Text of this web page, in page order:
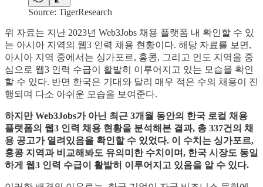
Source: TigerResearch
위 자료는 지난 2023년 Web3Jobs 채용 플랫폼 내 확인할 수 있
는 아시아 지역의 웹3 인력 채용 현황이다. 해당 자료를 보면,
아시아 지역 중에서는 싱가포르, 홍콩, 그리고 인도 지역을 중
심으로 웹3 인력 수급이 활발히 이루어지고 있는 모습을 확인
할 수 있다. 반면 한국은 기대와 달리 매우 적은 수의 채용이 진
행되며 다소 아쉬운 모습을 보여준다.
하지만 Web3Jobs가 아닌 최근 3개월 동안의 한국 로컬 채용
플랫폼의 웹3 인력 채용 현황을 분석해본 결과, 총 337건의 채
용 공고가 열려있음을 확인할 수 있었다. 이 수치는 싱가포르,
홍콩 지역과 비교해봐도 유의미한 수치이며, 한국 시장도 동일
하게 웹3 인력 수급이 활발히 이루어지고 있음을 알 수 있다.